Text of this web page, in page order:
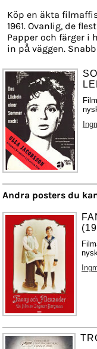
Köp en äkta
1961. Ovanlig, de
Papper och färger i
in på väggen.
Andra posters du